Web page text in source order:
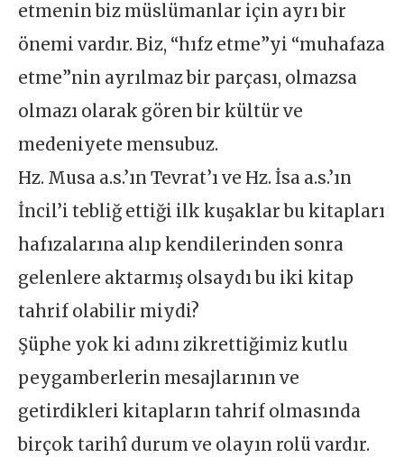
etmenin biz müslümanlar için ayrı bir
önemi vardır. Biz, “hıfz etme”yi “muhafaza
etme”nin ayrılmaz bir parçası, olmazsa
olmazı olarak gören bir kültür ve
medeniyete mensubuz.
Hz. Musa a.s.’ın Tevrat’ı ve Hz. İsa a.s.’ın
İncil’i tebliğ ettiği ilk kuşaklar bu kitapları
hafızalarına alıp kendilerinden sonra
gelenlere aktarmış olsaydı bu iki kitap
tahrif olabilir miydi?
Şüphe yok ki adını zikrettiğimiz kutlu
peygamberlerin mesajlarının ve
getirdikleri kitapların tahrif olmasında
birçok tarihî durum ve olayın rolü vardır.